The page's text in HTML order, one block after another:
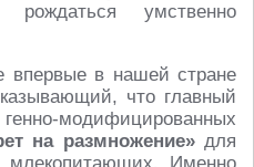
умственно
впервые в нашей стране
что главный
модифицированных
на размножение»для